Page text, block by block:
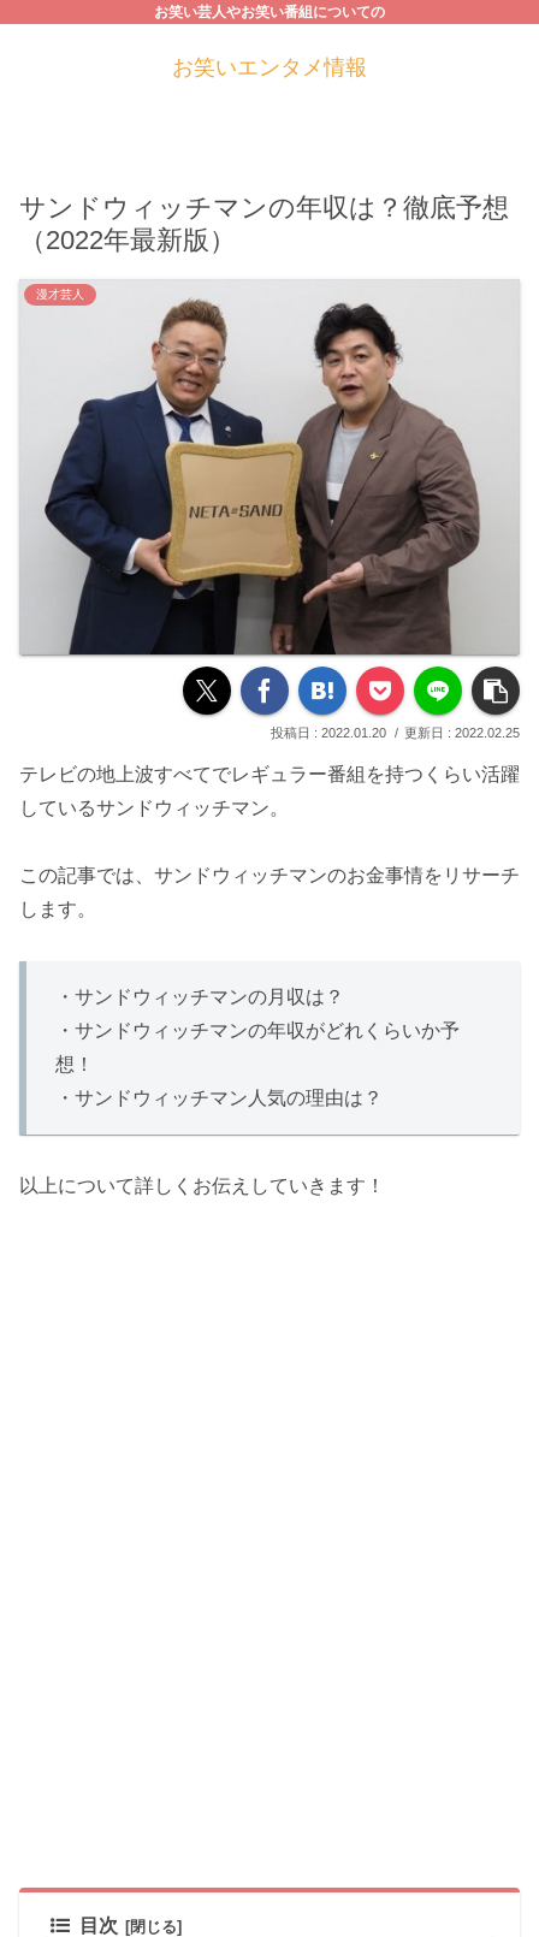
お笑い芸人やお笑い番組についての
お笑いエンタメ情報
サンドウィッチマンの年収は？徹底予想
（2022年最新版）
漫才芸人
2022.01.20 2022.02.25
テレビの地上波すべてでレギュラー番組を持つくらい活躍
しているサンドウィッチマン。
この記事では、サンドウィッチマンのお金事情をリサーチ
します。
・サンドウィッチマンの月収は？
・サンドウィッチマンの年収がどれくらいか予
想！
・サンドウィッチマン人気の理由は？
以上について詳しくお伝えしていきます！
目次